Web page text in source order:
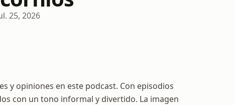
25, 2026
y opiniones en este podcast. Con episodios
con un tono informal y divertido. La imagen